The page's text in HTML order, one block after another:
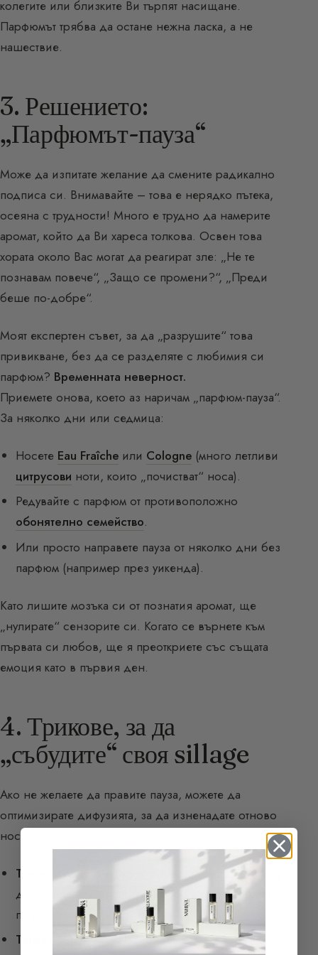
колегите или близките Ви търпят насищане.
Парфюмът трябва да остане нежна ласка, а не
нашествие.
3. Решението:
„Парфюмът-пауза“
Може да изпитате желание да смените радикално
подписа си. Внимавайте – това е нерядко пътека,
осеяна с трудности! Много е трудно да намерите
аромат, който да Ви хареса толкова. Освен това
хората около Вас могат да реагират зле: „Не те
познавам повече“, „Защо се промени?“, „Преди
беше по-добре“.
Моят експертен съвет, за да „разрушите“ това
привикване, без да се разделяте с любимия си
парфюм? Временната неверност.
Приемете онова, което аз наричам „парфюм-пауза“.
За няколко дни или седмица:
Носете Eau Fraîche или Cologne (много летливи
цитрусови ноти, които „почистват“ носа).
Редувайте с парфюм от противоположно
обонятелно семейство.
Или просто направете пауза от няколко дни без
парфюм (например през уикенда).
Като лишите мозъка си от познатия аромат, ще
„нулирате“ сензорите си. Когато се върнете към
първата си любов, ще я преоткриете със същата
емоция като в първия ден.
4. Трикове, за да
„събудите“ своя sillage
Ако не желаете да правите пауза, можете да
оптимизирате дифузията, за да изненадате отново
носа си:
Тъканта вместо кожата:
Нанесете парфюм върху
дрехите или шала. Влакната задържат ароматите
по различен начин от кожата.
Трикът с памука:Както споменавах в статията ми